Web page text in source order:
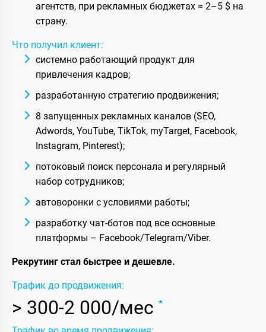
агентств, при рекламных бюджетах ≈ 2–5 $ на
страну.
Что получил клиент:
системно работающий продукт для
привлечения кадров;
разработанную стратегию продвижения;
8 запущенных рекламных каналов (SEO,
Adwords, YouTube, TikTok, myTarget, Facebook,
Instagram, Pinterest);
потоковый поиск персонала и регулярный
набор сотрудников;
автоворонки с условиями работы;
разработку чат-ботов под все основные
платформы – Facebook/Telegram/Viber.
Рекрутинг стал быстрее и дешевле.
Трафик до продвижения:
> 300-2 000/мес *